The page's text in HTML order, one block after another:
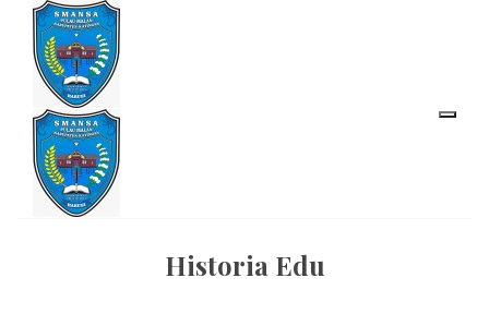
Historia Edu